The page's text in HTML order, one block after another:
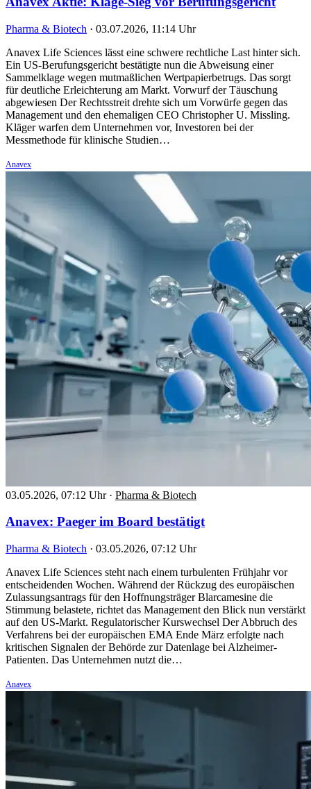
Pharma & Biotech · 03.07.2026, 11:14 Uhr
Anavex Life Sciences lässt eine schwere rechtliche Last hinter sich.
Ein US-Berufungsgericht bestätigte nun die Abweisung einer
Sammelklage wegen mutmaßlichen Wertpapierbetrugs. Das sorgt
für deutliche Erleichterung am Markt. Vorwurf der Täuschung
abgewiesen Der Rechtsstreit drehte sich um Vorwürfe gegen das
Management und den ehemaligen CEO Christopher U. Missling.
Kläger warfen dem Unternehmen vor, Investoren bei der
Messmethode für klinische Studien…
Anavex
03.05.2026, 07:12 Uhr · Pharma & Biotech
Anavex: Paeger im Board bestätigt
Pharma & Biotech · 03.05.2026, 07:12 Uhr
Anavex Life Sciences steht nach einem turbulenten Frühjahr vor
entscheidenden Wochen. Während der Rückzug des europäischen
Zulassungsantrags für den Hoffnungsträger Blarcamesine die
Stimmung belastete, richtet das Management den Blick nun verstärkt
auf den US-Markt. Regulatorischer Kurswechsel Der Abbruch des
Verfahrens bei der europäischen EMA Ende März erfolgte nach
kritischen Signalen der Behörde zur Datenlage bei Alzheimer-
Patienten. Das Unternehmen nutzt die…
Anavex